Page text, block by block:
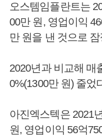
오스템임플란트는
00만 원, 영업이익
만 원을 낸 것으로
2020년과 비교해 매
0%(1300만 원) 줄었
아진엑스텍은 2021
원, 영업이익 56억